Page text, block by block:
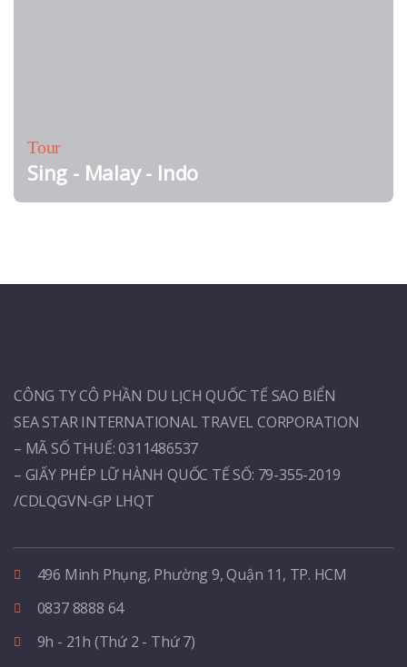
Tour
Sing - Malay - Indo
CÔNG TY CÔ PHẦN DU LỊCH QUỐC TẾ SAO BIỂN
SEA STAR INTERNATIONAL TRAVEL CORPORATION
– MÃ SỐ THUẾ: 0311486537
– GIẤY PHÉP LỮ HÀNH QUỐC TẾ SỐ: 79-355-2019
/CDLQGVN-GP LHQT
496 Minh Phụng, Phường 9, Quận 11, TP. HCM
0837 8888 64
9h - 21h (Thứ 2 - Thứ 7)